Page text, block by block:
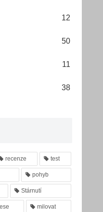
12
50
11
38
recenze test
pohyb
Stárnutí
milovat